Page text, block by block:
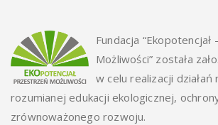
Fundacja
Możliwości” została
w celu realizacji
rozumianej edukacji ekologicznej,
zrównoważonego rozwoju.